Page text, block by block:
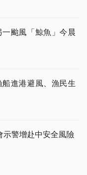
颱風「鯨魚」今晨
進港避風、漁民生
警增赴中安全風險